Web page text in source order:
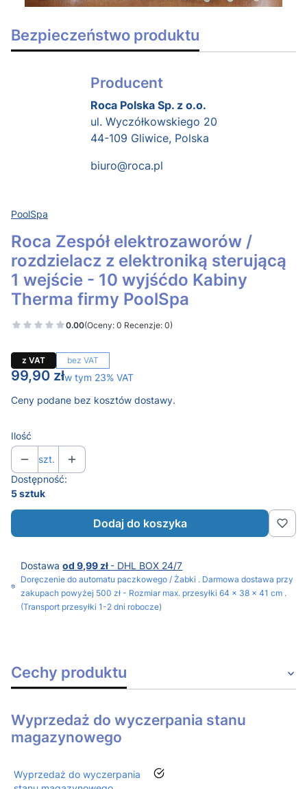
Bezpieczeństwo produktu
Producent
Roca Polska Sp. z o.o.
ul. Wyczółkowskiego 20
44-109 Gliwice, Polska
biuro@roca.pl
PoolSpa
Roca Zespół elektrozaworów /
rozdzielacz z elektroniką sterującą
1 wejście - 10 wyjśćdo Kabiny
Therma firmy PoolSpa
0.00(Oceny: 0 Recenzje: 0)
z VAT bez VAT
Cena
99,90 złw tym 23% VAT
w tym 23% VAT
Ceny podane bez kosztów dostawy.
Ilość
szt.
Dostępność:
5 sztuk
Dodaj do koszyka
Dostawaod 9,99 zł - DHL BOX 24/7
Doręczenie do automatu paczkowego / Żabki . Darmowa dostawa przy
zakupach powyżej 500 zł - Rozmiar max. przesyłki 64 x 38 x 41 cm .
(Transport przesyłki 1-2 dni robocze)
Cechy produktu
Wyprzedaż do wyczerpania stanu
magazynowego
Wyprzedaż do wyczerpania
tak